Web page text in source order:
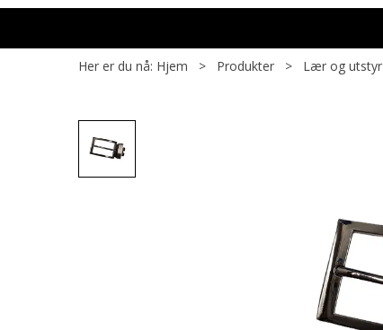
Her er du nå: Hjem > Produkter > Lær og utstyr